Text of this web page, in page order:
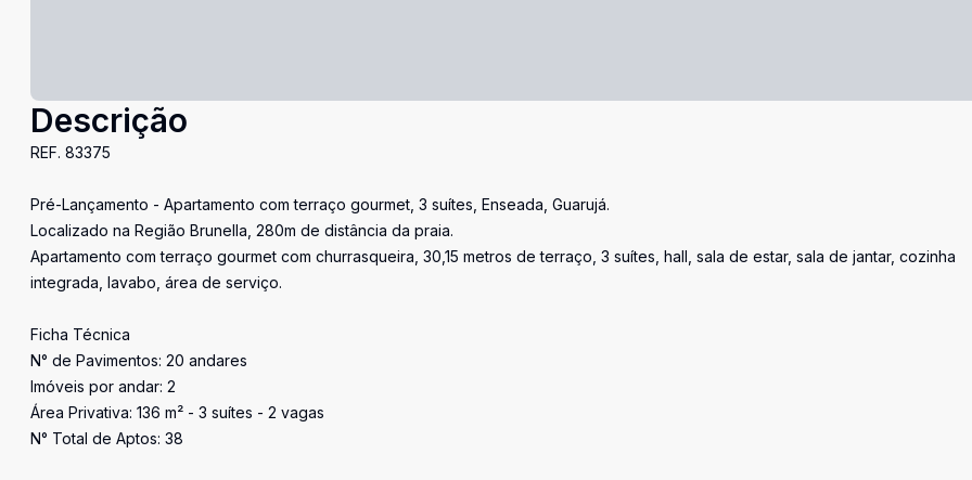
Descrição
REF. 83375
Pré-Lançamento - Apartamento com terraço gourmet, 3 suítes, Enseada, Guarujá.
Localizado na Região Brunella, 280m de distância da praia.
Apartamento com terraço gourmet com churrasqueira, 30,15 metros de terraço, 3 suítes, hall, sala de estar, sala de jantar, cozinha
integrada, lavabo, área de serviço.
Ficha Técnica
N° de Pavimentos: 20 andares
Imóveis por andar: 2
Área Privativa: 136 m² - 3 suítes - 2 vagas
N° Total de Aptos: 38